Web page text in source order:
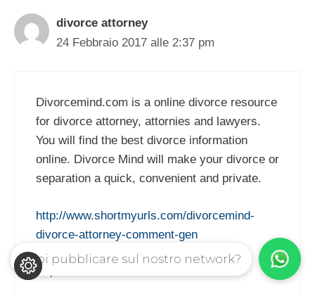
divorce attorney
24 Febbraio 2017 alle 2:37 pm
Divorcemind.com is a online divorce resource
for divorce attorney, attornies and lawyers.
You will find the best divorce information
online. Divorce Mind will make your divorce or
separation a quick, convenient and private.
http://www.shortmyurls.com/divorcemind-
divorce-attorney-comment-gen
Rispondi
Vuoi pubblicare sul nostro network?